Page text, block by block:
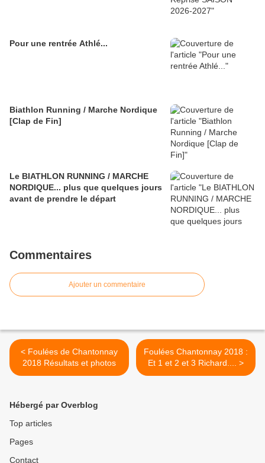
Pour une rentrée Athlé...
Biathlon Running / Marche Nordique
[Clap de Fin]
Le BIATHLON RUNNING / MARCHE
NORDIQUE... plus que quelques jours
avant de prendre le départ
Commentaires
Ajouter un commentaire
< Foulées de Chantonnay
2018 Résultats et photos
Foulées Chantonnay 2018 :
Et 1 et 2 et 3 Richard.... >
Hébergé par Overblog
Top articles
Pages
Contact